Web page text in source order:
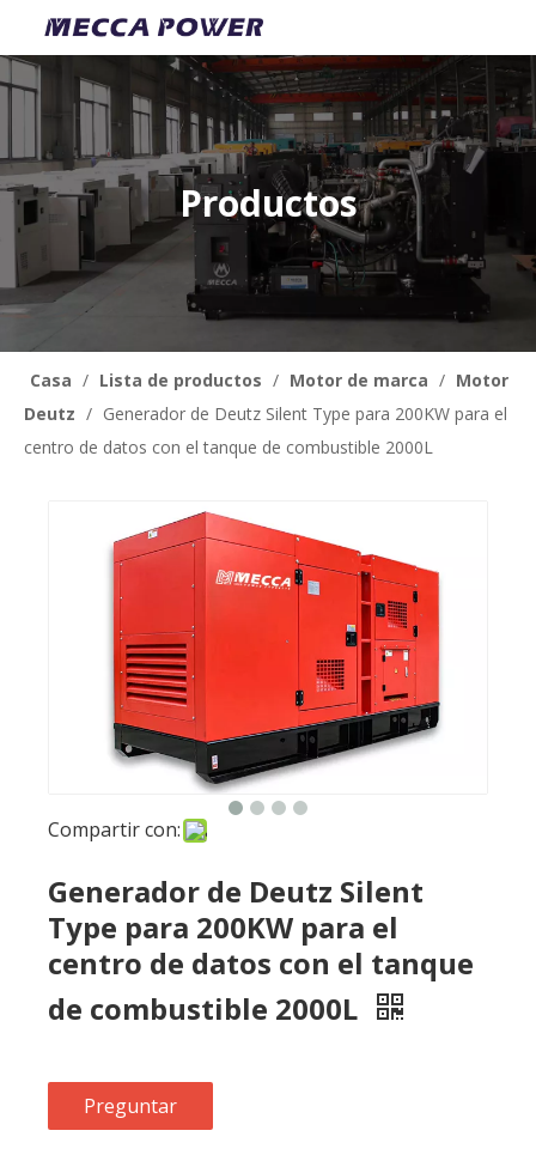
Productos
Casa / Lista de productos / Motor de marca / Motor
Deutz / Generador de Deutz Silent Type para 200KW para el
centro de datos con el tanque de combustible 2000L
Compartir con:
Generador de Deutz Silent
Type para 200KW para el
centro de datos con el tanque
de combustible 2000L
Preguntar